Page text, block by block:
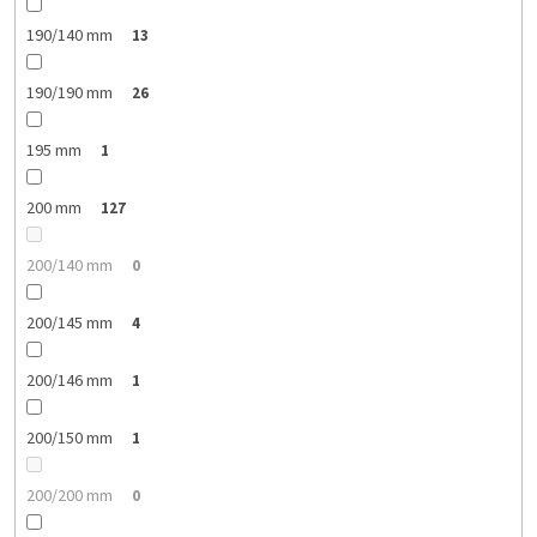
190/140 mm 13
190/190 mm 26
195 mm 1
200 mm 127
200/140 mm 0
200/145 mm 4
200/146 mm 1
200/150 mm 1
200/200 mm 0